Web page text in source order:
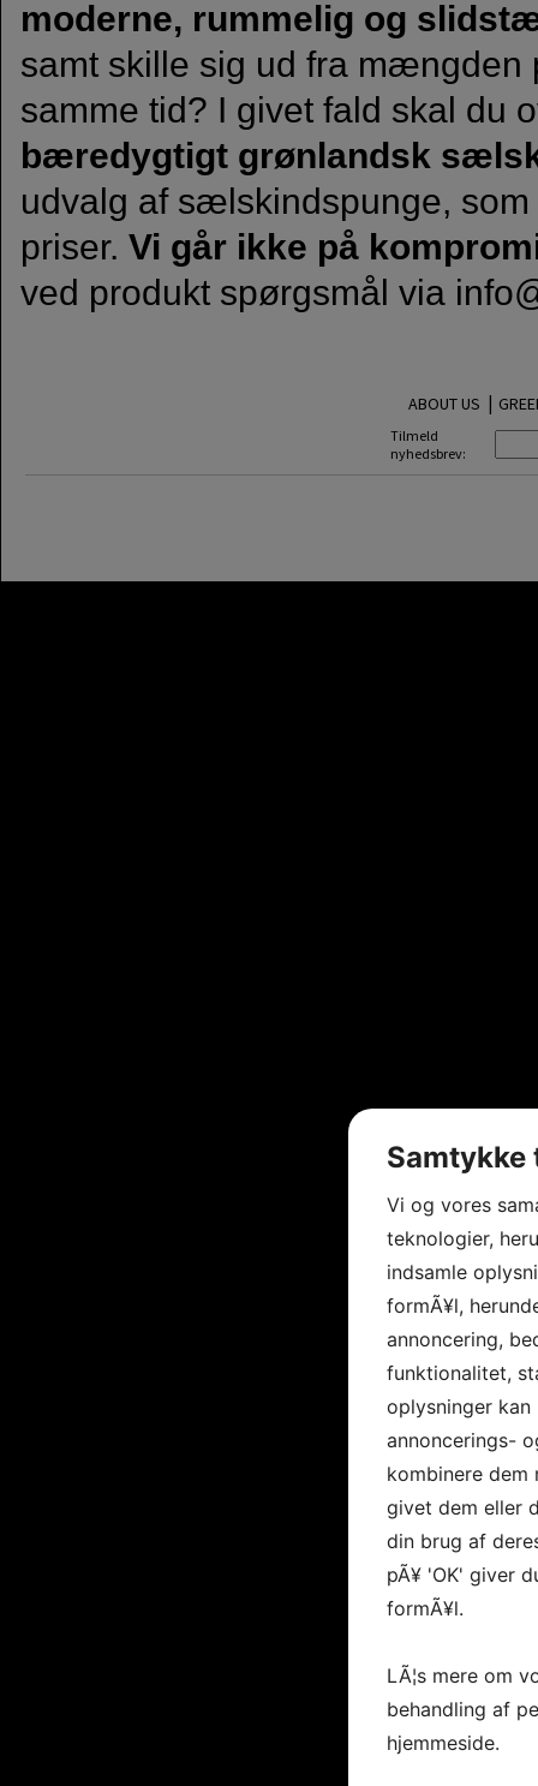
moderne, rummelig og
samt skille sig ud fra mængden
samme tid? I givet fald skal du
bæredygtigt grønlandsk
udvalg af sælskindspunge,
priser. Vi går ikke på
ved produkt spørgsmål via
ABOUT US |
Tilmeld
nyhedsbrev:
Vi og vores
teknologier,
indsamle
formÃ¥l,
annoncering,
funktionalitet,
oplysninger
annoncerings-
kombinere dem
givet dem eller
din brug af
pÃ¥ 'OK' giver
formÃ¥l.
LÃ¦s mere om
behandling af
hjemmeside.